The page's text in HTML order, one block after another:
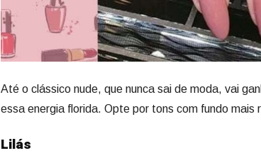
Até o clássico nude, que nunca sai de moda, vai
essa energia florida. Opte por tons com fundo mais
Lilás